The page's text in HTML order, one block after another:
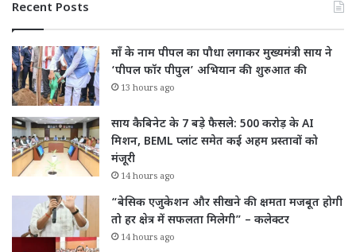
Recent Posts
माँ के नाम पीपल का पौधा लगाकर मुख्यमंत्री साय ने
‘पीपल फॉर पीपुल’ अभियान की शुरुआत की
13 hours ago
साय कैबिनेट के 7 बड़े फैसले: 500 करोड़ के AI
मिशन, BEML प्लांट समेत कई अहम प्रस्तावों को
मंजूरी
14 hours ago
“बेसिक एजुकेशन और सीखने की क्षमता मजबूत होगी
तो हर क्षेत्र में सफलता मिलेगी” – कलेक्टर
14 hours ago